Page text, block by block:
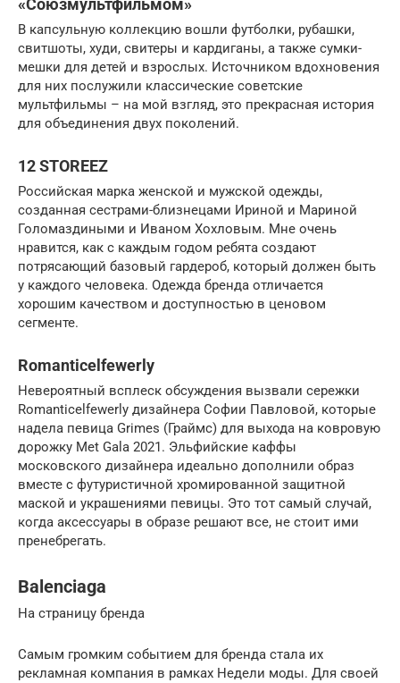
«Союзмультфильмом»
В капсульную коллекцию вошли футболки, рубашки,
свитшоты, худи, свитеры и кардиганы, а также сумки-
мешки для детей и взрослых. Источником вдохновения
для них послужили классические советские
мультфильмы – на мой взгляд, это прекрасная история
для объединения двух поколений.
12 STOREEZ
Российская марка женской и мужской одежды,
созданная сестрами-близнецами Ириной и Мариной
Голомаздиными и Иваном Хохловым. Мне очень
нравится, как с каждым годом ребята создают
потрясающий базовый гардероб, который должен быть
у каждого человека. Одежда бренда отличается
хорошим качеством и доступностью в ценовом
сегменте.
Romanticelfewerly
Невероятный всплеск обсуждения вызвали сережки
Romanticelfewerly дизайнера Софии Павловой, которые
надела певица Grimes (Граймс) для выхода на ковровую
дорожку Met Gala 2021. Эльфийские каффы
московского дизайнера идеально дополнили образ
вместе с футуристичной хромированной защитной
маской и украшениями певицы. Это тот самый случай,
когда аксессуары в образе решают все, не стоит ими
пренебрегать.
Balenciaga
На страницу бренда
Самым громким событием для бренда стала их
рекламная компания в рамках Недели моды. Для своей